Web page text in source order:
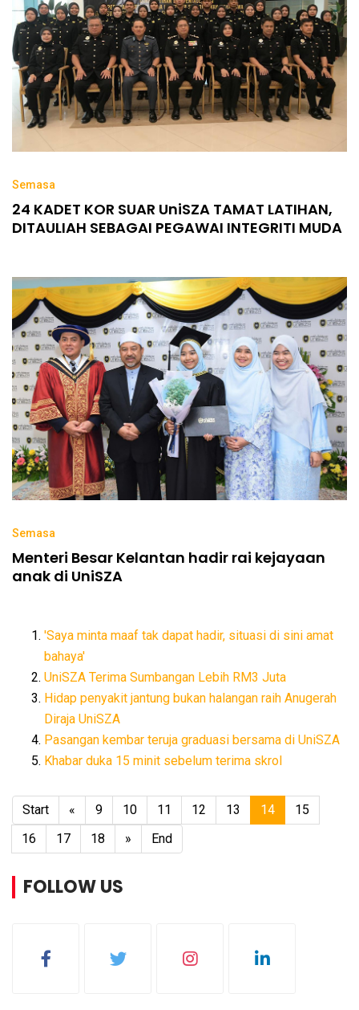
Semasa
24 KADET KOR SUAR UniSZA TAMAT LATIHAN,
DITAULIAH SEBAGAI PEGAWAI INTEGRITI MUDA
Semasa
Menteri Besar Kelantan hadir rai kejayaan
anak di UniSZA
'Saya minta maaf tak dapat hadir, situasi di sini amat
bahaya'
UniSZA Terima Sumbangan Lebih RM3 Juta
Hidap penyakit jantung bukan halangan raih Anugerah
Diraja UniSZA
Pasangan kembar teruja graduasi bersama di UniSZA
Khabar duka 15 minit sebelum terima skrol
Start « 9 10 11 12 13 14
15
16
17 18 » End
FOLLOW US